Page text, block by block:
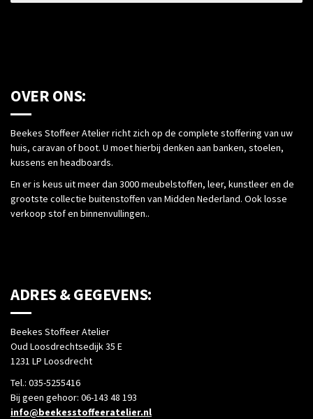
OVER ONS:
Beekes Stoffeer Atelier richt zich op de complete stoffering van uw
huis, caravan of boot. U moet hierbij denken aan banken, stoelen,
kussens en headboards.
En er is keus uit meer dan 3000 meubelstoffen, leer, kunstleer en de
grootste collectie buitenstoffen van Midden Nederland. Ook losse
verkoop stof en binnenvullingen..
ADRES & GEGEVENS:
Beekes Stoffeer Atelier
Oud Loosdrechtsedijk 35 E
1231 LP Loosdrecht
Tel.: 035-5255416
Bij geen gehoor: 06-143 48 193
info@beekesstoffeeratelier.nl